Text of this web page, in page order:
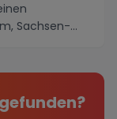
Sachsen-